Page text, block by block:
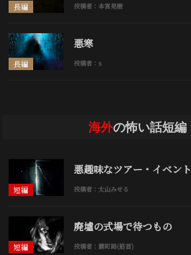
長編 投稿者：本宮晃樹
長編
悪寒
投稿者：s
海外の怖い話短編
短編
悪趣味なツアー・イベント
投稿者：太山みせる
短編
廃墟の式場で待つもの
投稿者：霞町路(筋首)